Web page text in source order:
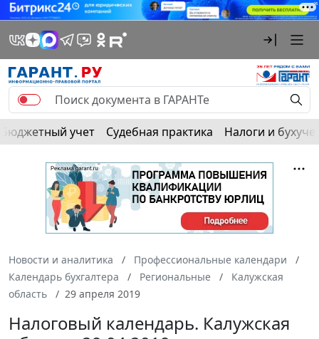
Бюджетный учет Судебная практика Налоги и
Новости и аналитика
Профессиональные календари
Календарь бухгалтера
Региональные
Калужская
область
29 апреля 2019
Налоговый календарь. Калужская